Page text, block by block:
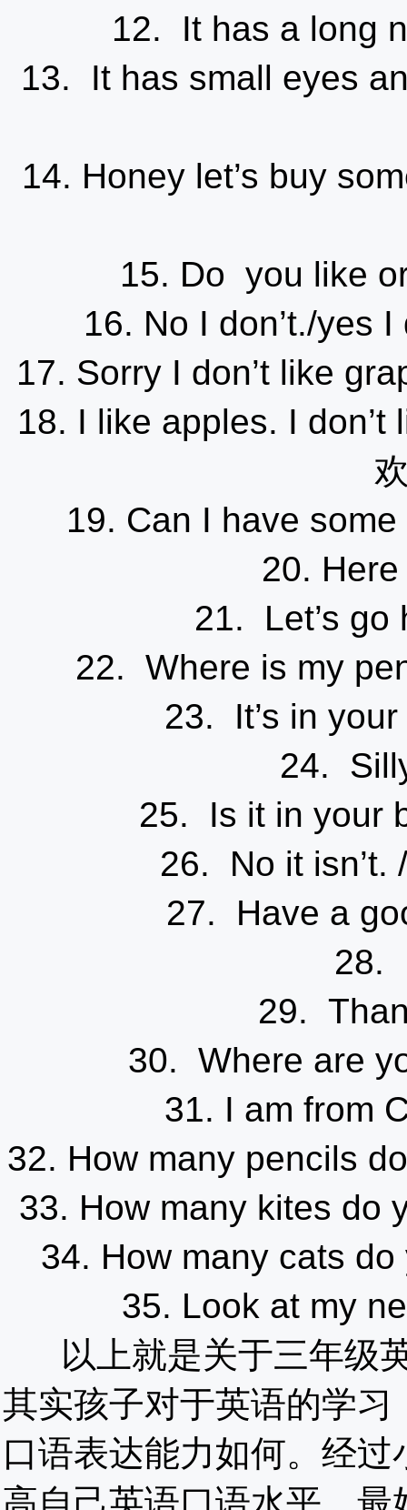
12. It has a long
13. It has small eyes
14. Honey let’s buy
15. Do you like
16. No I don’t./yes
17. Sorry I don’t like
18. I like apples. I
19. Can I have
20.
21. Let’s go
22. Where is my
23. It’s in
24.
25. Is it in your
26. No it isn’t.
27. Have a
28.
29.
30. Where are
31. I am from
32. How many pencils
33. How many kites do
34. How many cats
35. Look at my
以上就是关于三年级
其实孩子对于英语的学
口语表达能力如何。经